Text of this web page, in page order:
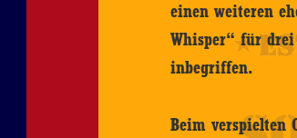
einen weiteren
Whisper“ für
inbegriffen.
Beim verspielten